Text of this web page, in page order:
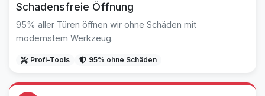
Schadensfreie Öffnung
95% aller Türen öffnen wir ohne Schäden mit
modernstem Werkzeug.
Profi-Tools 95% ohne Schäden